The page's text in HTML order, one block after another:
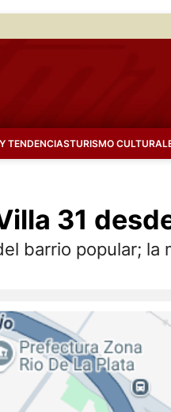
TENDENCIASTURISMO CULTURAL
31
barrio popular;